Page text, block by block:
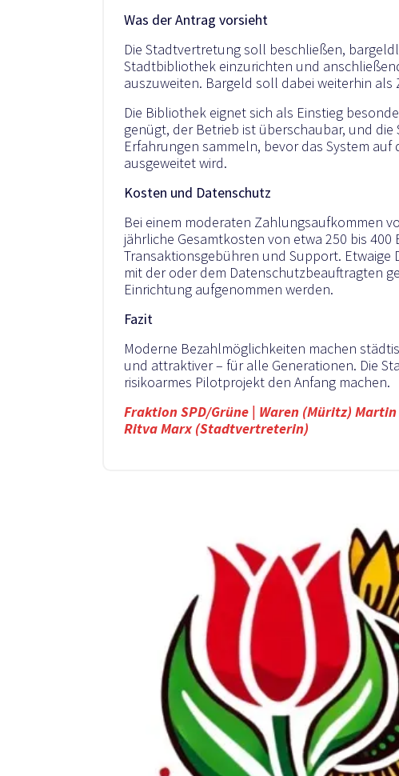
Was der Antrag vorsieht
Die Stadtvertretung soll beschließen,
Stadtbibliothek einzurichten und
auszuweiten. Bargeld soll dabei weiterhin
Die Bibliothek eignet sich als Einstieg
genügt, der Betrieb ist überschaubar, und
Erfahrungen sammeln, bevor das System
ausgeweitet wird.
Kosten und Datenschutz
Bei einem moderaten Zahlungsaufkommen
jährliche Gesamtkosten von etwa 250 bis
Transaktionsgebühren und Support.
mit der oder dem Datenschutzbeauftragten
Einrichtung aufgenommen werden.
Fazit
Moderne Bezahlmöglichkeiten machen
und attraktiver – für alle Generationen. Die
risikoarmes Pilotprojekt den Anfang machen.
Fraktion SPD/Grüne | Waren (Müritz) Martin
Ritva Marx (Stadtvertreterin)